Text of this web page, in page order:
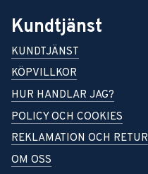
Kundtjänst
KUNDTJÄNST
KÖPVILLKOR
HUR HANDLAR JAG?
POLICY OCH COOKIES
REKLAMATION OCH RETUR
OM OSS